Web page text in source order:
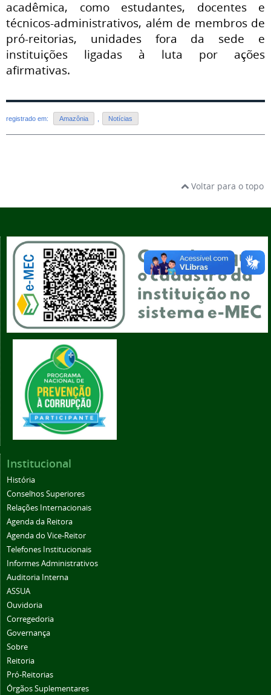
acadêmica, como estudantes, docentes e
técnicos-administrativos, além de membros de
pró-reitorias, unidades fora da sede e
instituições ligadas à luta por ações
afirmativas.
registrado em: Amazônia Notícias
Voltar para o topo
Institucional
História
Conselhos Superiores
Relações Internacionais
Agenda da Reitora
Agenda do Vice-Reitor
Telefones Institucionais
Informes Administrativos
Auditoria Interna
ASSUA
Ouvidoria
Corregedoria
Governança
Sobre
Reitoria
Pró-Reitorias
Órgãos Suplementares